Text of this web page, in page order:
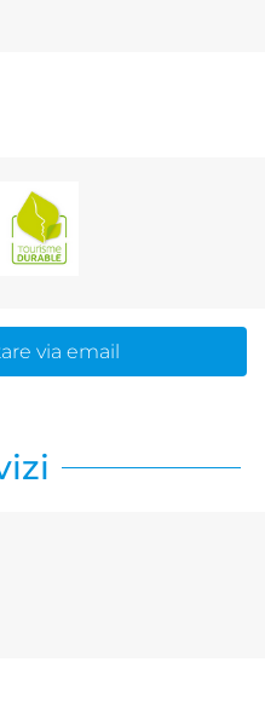
via email